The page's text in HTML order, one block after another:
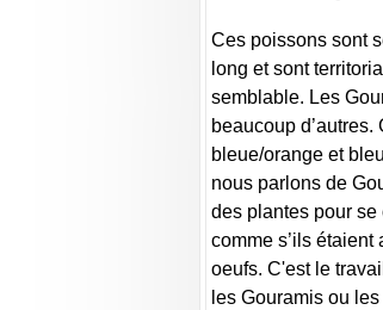
Ces poissons sont
long et sont
semblable. Les
beaucoup
bleue/orange et
nous parlons de
des plantes pour
comme s’ils
oeufs. C'est le
les Gouramis ou